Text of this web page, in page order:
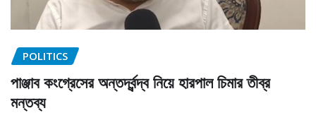
POLITICS
পাঞ্জাব কংগ্রেসের অন্তর্দ্বন্দ্ব নিয়ে হারপাল চিমার তীব্র
মন্তব্য